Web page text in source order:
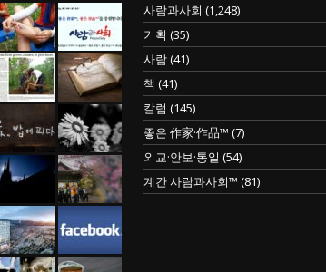
사람과사회 (1,248)
기획 (35)
사람(41)
책 (41)
칼럼 (145)
좋은 作家·作品™ (7)
외교·안보·통일 (54)
계간 사람과사회™ (81)